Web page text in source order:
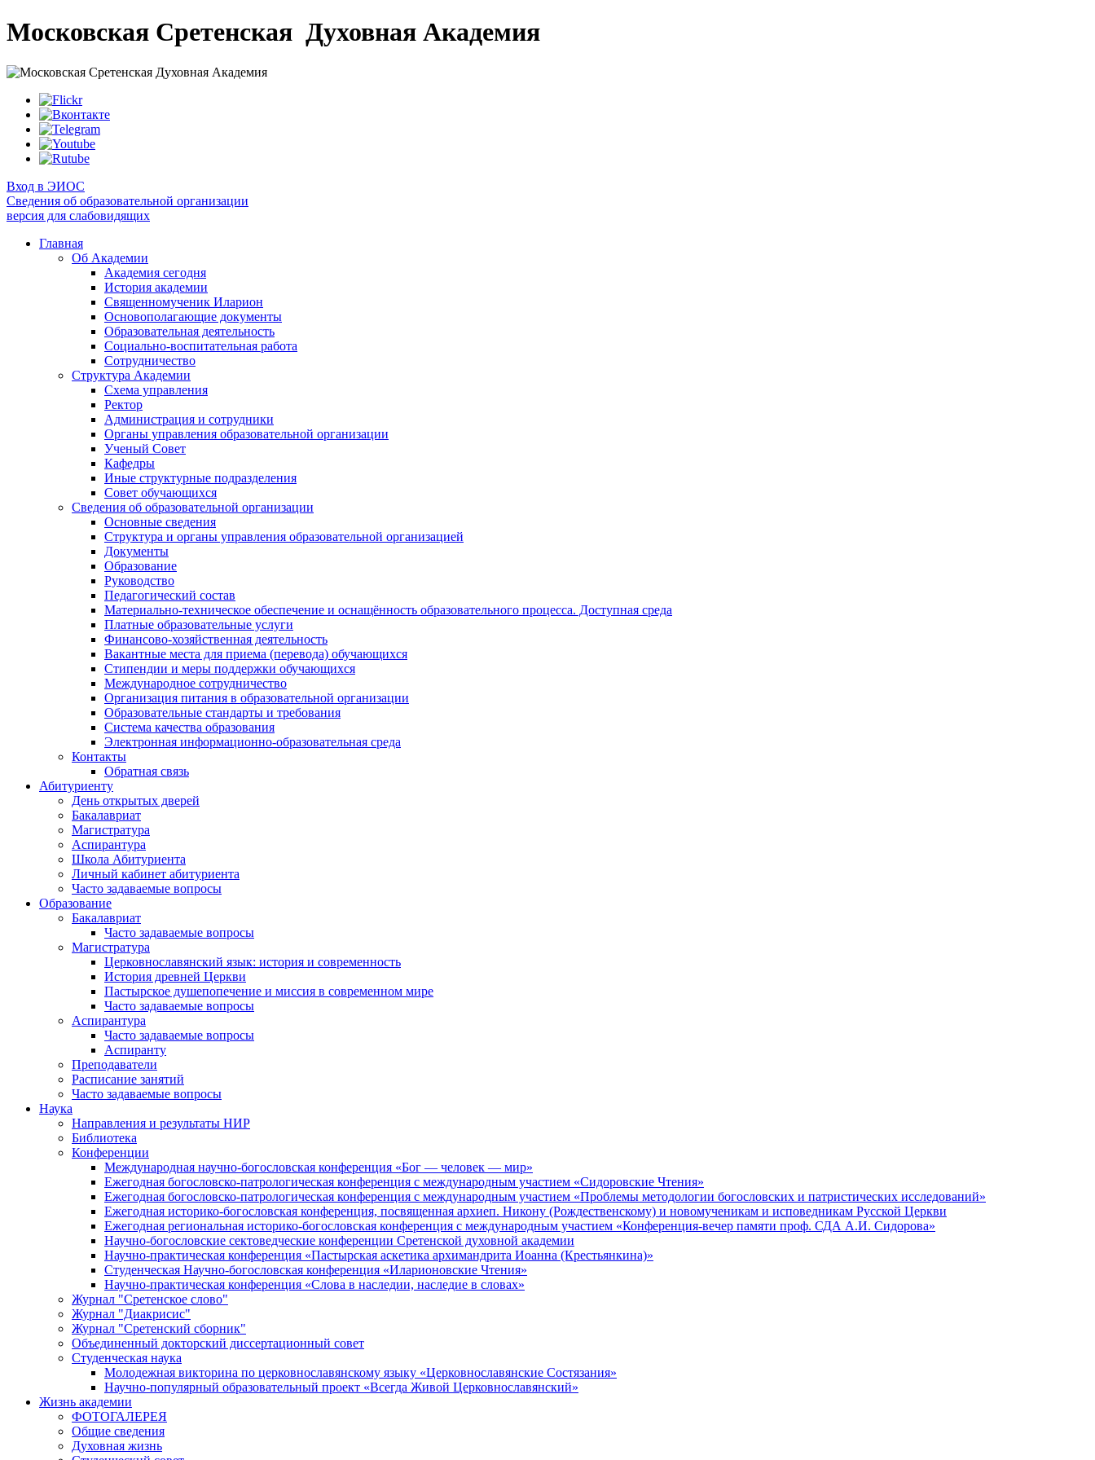
Московская Сретенская Духовная Академия
Вход в ЭИОС
Сведения об образовательной организации
версия для слабовидящих
Главная
Об Академии
Академия сегодня
История академии
Священномученик Иларион
Основополагающие документы
Образовательная деятельность
Социально-воспитательная работа
Сотрудничество
Структура Академии
Схема управления
Ректор
Администрация и сотрудники
Органы управления образовательной организации
Ученый Совет
Кафедры
Иные структурные подразделения
Совет обучающихся
Сведения об образовательной организации
Основные сведения
Структура и органы управления образовательной организацией
Документы
Образование
Руководство
Педагогический состав
Материально-техническое обеспечение и оснащённость образовательного процесса. Доступная среда
Платные образовательные услуги
Финансово-хозяйственная деятельность
Вакантные места для приема (перевода) обучающихся
Стипендии и меры поддержки обучающихся
Международное сотрудничество
Организация питания в образовательной организации
Образовательные стандарты и требования
Система качества образования
Электронная информационно-образовательная среда
Контакты
Обратная связь
Абитуриенту
День открытых дверей
Бакалавриат
Магистратура
Аспирантура
Школа Абитуриента
Личный кабинет абитуриента
Часто задаваемые вопросы
Образование
Бакалавриат
Часто задаваемые вопросы
Магистратура
Церковнославянский язык: история и современность
История древней Церкви
Пастырское душепопечение и миссия в современном мире
Часто задаваемые вопросы
Аспирантура
Часто задаваемые вопросы
Аспиранту
Преподаватели
Расписание занятий
Часто задаваемые вопросы
Наука
Направления и результаты НИР
Библиотека
Конференции
Международная научно-богословская конференция «Бог — человек — мир»
Ежегодная богословско-патрологическая конференция с международным участием «Сидоровские Чтения»
Ежегодная богословско-патрологическая конференция с международным участием «Проблемы методологии богословских и патристических исследований»
Ежегодная историко-богословская конференция, посвященная архиеп. Никону (Рождественскому) и новомученикам и исповедникам Русской Церкви
Ежегодная региональная историко-богословская конференция с международным участием «Конференция-вечер памяти проф. СДА А.И. Сидорова»
Научно-богословские сектоведческие конференции Сретенской духовной академии
Научно-практическая конференция «Пастырская аскетика архимандрита Иоанна (Крестьянкина)»
Студенческая Научно-богословская конференция «Иларионовские Чтения»
Научно-практическая конференция «Cлова в наследии, наследие в словах»
Журнал "Сретенское слово"
Журнал "Диакрисис"
Журнал "Сретенский сборник"
Объединенный докторский диссертационный совет
Студенческая наука
Молодежная викторина по церковнославянскому языку «Церковнославянские Состязания»
Научно-популярный образовательный проект «Всегда Живой Церковнославянский»
Жизнь академии
ФОТОГАЛЕРЕЯ
Общие сведения
Духовная жизнь